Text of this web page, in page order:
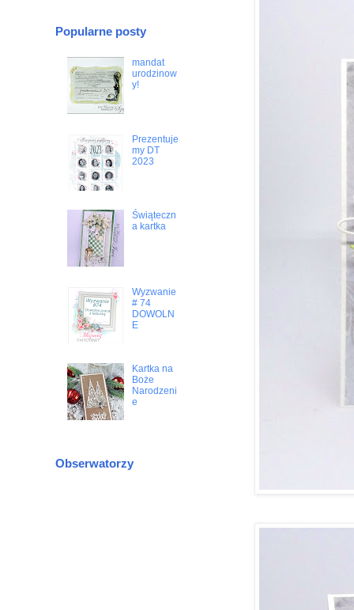
Popularne posty
mandat
urodzinow
y!
Prezentuje
my DT
2023
Świąteczn
a kartka
Wyzwanie
# 74
DOWOLN
E
Kartka na
Boże
Narodzeni
e
Obserwatorzy